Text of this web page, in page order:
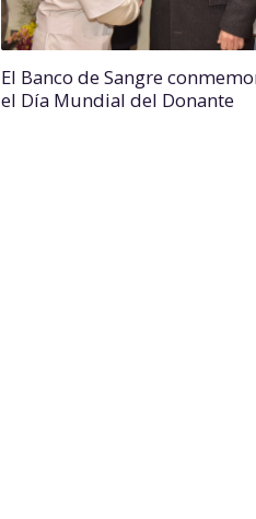
El Banco de Sangre
el Día Mundial del Donante